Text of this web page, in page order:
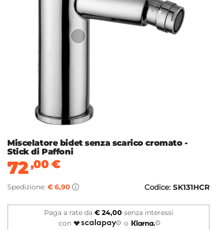
Miscelatore bidet senza scarico cromato -
Stick di Paffoni
72,00€
Spedizione: € 6,90 Codice: SK131HCR
Paga a rate da € 24,00 senza interessi
con
o